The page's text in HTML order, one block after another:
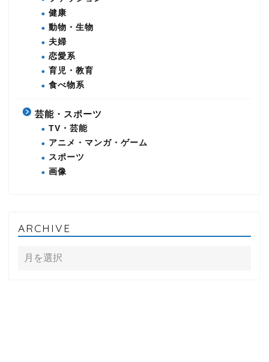
健康
動物・生物
夫婦
恋愛系
育児・教育
食べ物系
芸能・スポーツ
TV・芸能
アニメ・マンガ・ゲーム
スポーツ
画像
ARCHIVE